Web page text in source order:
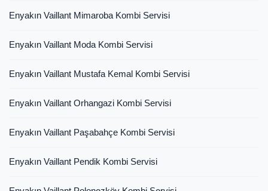
Enyakın Vaillant Mimaroba Kombi Servisi
Enyakın Vaillant Moda Kombi Servisi
Enyakın Vaillant Mustafa Kemal Kombi Servisi
Enyakın Vaillant Orhangazi Kombi Servisi
Enyakın Vaillant Paşabahçe Kombi Servisi
Enyakın Vaillant Pendik Kombi Servisi